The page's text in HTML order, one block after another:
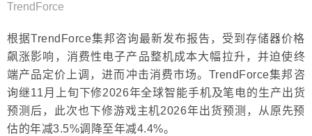
TrendForce
根据TrendForce集邦咨询最新发布报告，受到存储器价格
飙涨影响，消费性电子产品整机成本大幅拉升，并迫使终
端产品定价上调，进而冲击消费市场。TrendForce集邦咨
询继11月上旬下修2026年全球智能手机及笔电的生产出货
预测后，此次也下修游戏主机2026年出货预测，从原先预
估的年减3.5%调降至年减4.4%。